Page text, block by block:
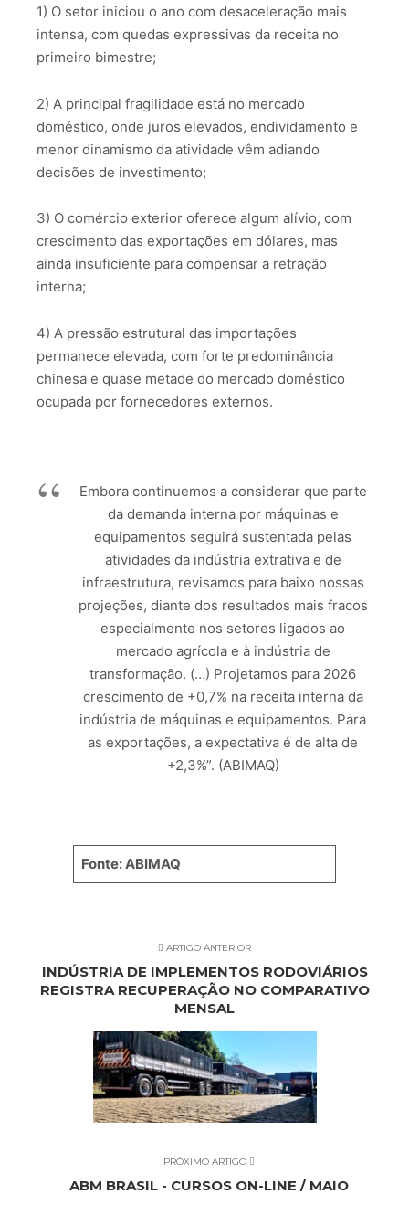
1) O setor iniciou o ano com desaceleração mais
intensa, com quedas expressivas da receita no
primeiro bimestre;
2) A principal fragilidade está no mercado
doméstico, onde juros elevados, endividamento e
menor dinamismo da atividade vêm adiando
decisões de investimento;
3) O comércio exterior oferece algum alívio, com
crescimento das exportações em dólares, mas
ainda insuficiente para compensar a retração
interna;
4) A pressão estrutural das importações
permanece elevada, com forte predominância
chinesa e quase metade do mercado doméstico
ocupada por fornecedores externos.
Embora continuemos a considerar que parte
da demanda interna por máquinas e
equipamentos seguirá sustentada pelas
atividades da indústria extrativa e de
infraestrutura, revisamos para baixo nossas
projeções, diante dos resultados mais fracos
especialmente nos setores ligados ao
mercado agrícola e à indústria de
transformação. (…) Projetamos para 2026
crescimento de +0,7% na receita interna da
indústria de máquinas e equipamentos. Para
as exportações, a expectativa é de alta de
+2,3%”. (ABIMAQ)
Fonte: ABIMAQ
ARTIGO ANTERIOR
INDÚSTRIA DE IMPLEMENTOS RODOVIÁRIOS
REGISTRA RECUPERAÇÃO NO COMPARATIVO
MENSAL
PRÓXIMO ARTIGO
ABM BRASIL - CURSOS ON-LINE / MAIO